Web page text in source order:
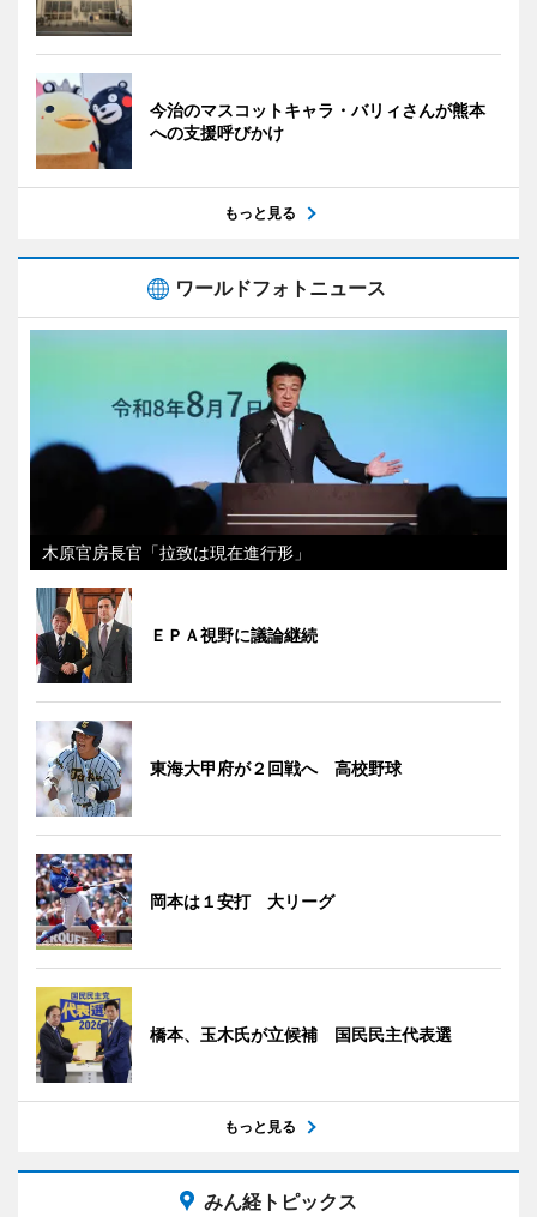
今治のマスコットキャラ・バリィさんが熊本
への支援呼びかけ
もっと見る
ワールドフォトニュース
木原官房長官「拉致は現在進行形」
ＥＰＡ視野に議論継続
東海大甲府が２回戦へ 高校野球
岡本は１安打 大リーグ
橋本、玉木氏が立候補 国民民主代表選
もっと見る
みん経トピックス